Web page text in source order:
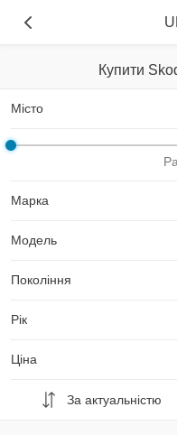
Купити
Місто
Марка
Модель
Покоління
Рік
Ціна
За актуальністю